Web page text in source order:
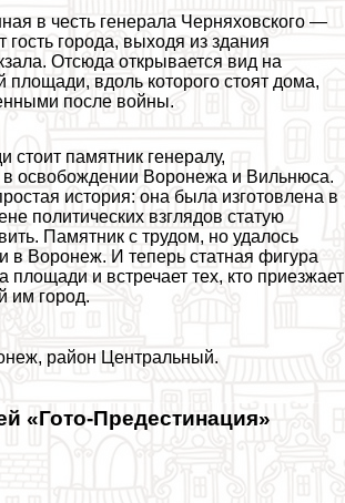
в честь генерала Черняховского —
гость города, выходя из здания
Отсюда открывается вид на
площади, вдоль которого стоят дома,
после войны.
стоит памятник генералу,
освобождении Воронежа и Вильнюса.
история: она была изготовлена в
политических взглядов статую
Памятник с трудом, но удалось
в Воронеж. И теперь статная фигура
площади и встречает тех, кто приезжает
им город.
район Центральный.
«Гото-Предестинация»